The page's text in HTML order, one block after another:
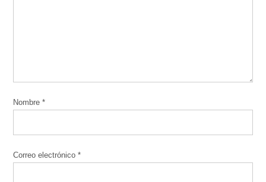
Nombre*
Correo electrónico*